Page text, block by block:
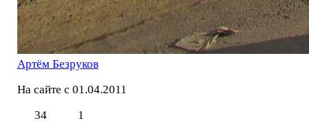
Артём Безруков
На сайте с 01.04.2011
34
1